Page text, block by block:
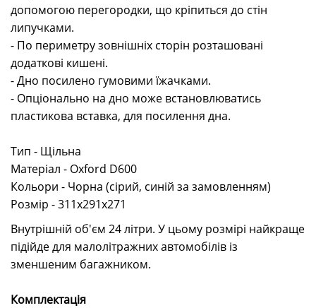
допомогою перегородки, що кріпиться до стін
липучками.
- По периметру зовнішніх сторін розташовані
додаткові кишені.
- Дно посилено гумовими їжачками.
- Опціонально на дно може встановлюватись
пластикова вставка, для посилення дна.
Тип - Щільна
Матеріал - Oxford D600
Кольори - Чорна (сірий, синій за замовленням)
Розмір - 311х291х271
Внутрішній об'єм 24 літри. У цьому розмірі найкраще
підійде для малолітражних автомобілів із
зменшеним багажником.
Комплектація